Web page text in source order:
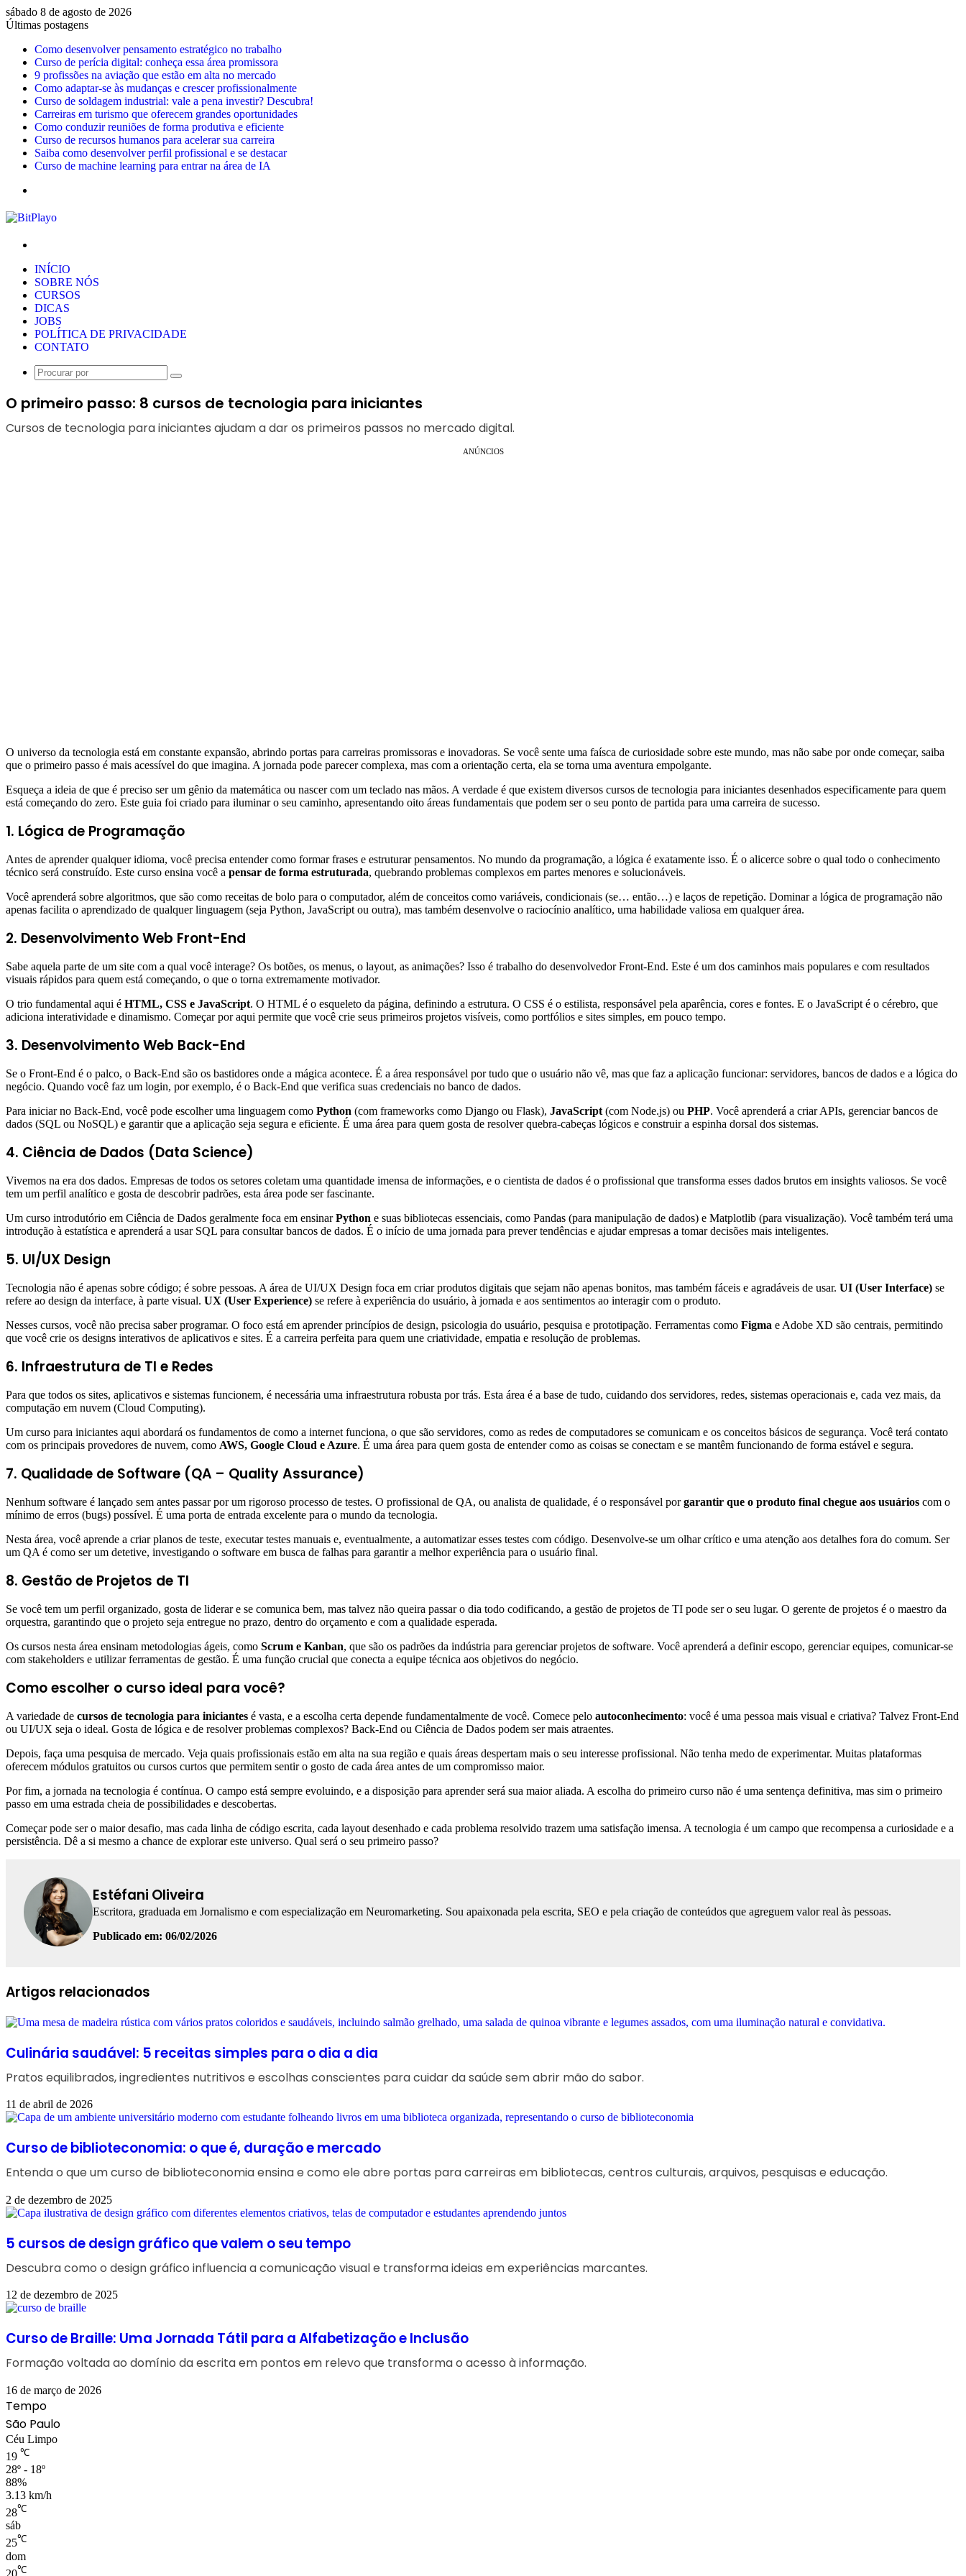
sábado 8 de agosto de 2026
Últimas postagens
Como desenvolver pensamento estratégico no trabalho
Curso de perícia digital: conheça essa área promissora
9 profissões na aviação que estão em alta no mercado
Como adaptar-se às mudanças e crescer profissionalmente
Curso de soldagem industrial: vale a pena investir? Descubra!
Carreiras em turismo que oferecem grandes oportunidades
Como conduzir reuniões de forma produtiva e eficiente
Curso de recursos humanos para acelerar sua carreira
Saiba como desenvolver perfil profissional e se destacar
Curso de machine learning para entrar na área de IA
INÍCIO
SOBRE NÓS
CURSOS
DICAS
JOBS
POLÍTICA DE PRIVACIDADE
CONTATO
Procurar
O primeiro passo: 8 cursos de tecnologia para iniciantes
Cursos de tecnologia para iniciantes ajudam a dar os primeiros passos no mercado digital.
ANÚNCIOS
O universo da tecnologia está em constante expansão, abrindo portas para carreiras promissoras e inovadoras. Se você sente uma faísca de curiosidade sobre este mundo, mas não sabe por onde começar, saiba
que o primeiro passo é mais acessível do que imagina. A jornada pode parecer complexa, mas com a orientação certa, ela se torna uma aventura empolgante.
Esqueça a ideia de que é preciso ser um gênio da matemática ou nascer com um teclado nas mãos. A verdade é que existem diversos cursos de tecnologia para iniciantes desenhados especificamente para quem
está começando do zero. Este guia foi criado para iluminar o seu caminho, apresentando oito áreas fundamentais que podem ser o seu ponto de partida para uma carreira de sucesso.
1. Lógica de Programação
Antes de aprender qualquer idioma, você precisa entender como formar frases e estruturar pensamentos. No mundo da programação, a lógica é exatamente isso. É o alicerce sobre o qual todo o conhecimento
técnico será construído. Este curso ensina você a pensar de forma estruturada, quebrando problemas complexos em partes menores e solucionáveis.
Você aprenderá sobre algoritmos, que são como receitas de bolo para o computador, além de conceitos como variáveis, condicionais (se… então…) e laços de repetição. Dominar a lógica de programação não
apenas facilita o aprendizado de qualquer linguagem (seja Python, JavaScript ou outra), mas também desenvolve o raciocínio analítico, uma habilidade valiosa em qualquer área.
2. Desenvolvimento Web Front-End
Sabe aquela parte de um site com a qual você interage? Os botões, os menus, o layout, as animações? Isso é trabalho do desenvolvedor Front-End. Este é um dos caminhos mais populares e com resultados
visuais rápidos para quem está começando, o que o torna extremamente motivador.
O trio fundamental aqui é HTML, CSS e JavaScript. O HTML é o esqueleto da página, definindo a estrutura. O CSS é o estilista, responsável pela aparência, cores e fontes. E o JavaScript é o cérebro, que
adiciona interatividade e dinamismo. Começar por aqui permite que você crie seus primeiros projetos visíveis, como portfólios e sites simples, em pouco tempo.
3. Desenvolvimento Web Back-End
Se o Front-End é o palco, o Back-End são os bastidores onde a mágica acontece. É a área responsável por tudo que o usuário não vê, mas que faz a aplicação funcionar: servidores, bancos de dados e a lógica do
negócio. Quando você faz um login, por exemplo, é o Back-End que verifica suas credenciais no banco de dados.
Para iniciar no Back-End, você pode escolher uma linguagem como Python (com frameworks como Django ou Flask), JavaScript (com Node.js) ou PHP. Você aprenderá a criar APIs, gerenciar bancos de
dados (SQL ou NoSQL) e garantir que a aplicação seja segura e eficiente. É uma área para quem gosta de resolver quebra-cabeças lógicos e construir a espinha dorsal dos sistemas.
4. Ciência de Dados (Data Science)
Vivemos na era dos dados. Empresas de todos os setores coletam uma quantidade imensa de informações, e o cientista de dados é o profissional que transforma esses dados brutos em insights valiosos. Se você
tem um perfil analítico e gosta de descobrir padrões, esta área pode ser fascinante.
Um curso introdutório em Ciência de Dados geralmente foca em ensinarPython e suas bibliotecas essenciais, como Pandas (para manipulação de dados) e Matplotlib (para visualização). Você também terá uma
introdução à estatística e aprenderá a usar SQL para consultar bancos de dados. É o início de uma jornada para prever tendências e ajudar empresas a tomar decisões mais inteligentes.
5. UI/UX Design
Tecnologia não é apenas sobre código; é sobre pessoas. A área de UI/UX Design foca em criar produtos digitais que sejam não apenas bonitos, mas também fáceis e agradáveis de usar. UI (User Interface) se
refere ao design da interface, à parte visual. UX (User Experience) se refere à experiência do usuário, à jornada e aos sentimentos ao interagir com o produto.
Nesses cursos, você não precisa saber programar. O foco está em aprender princípios de design, psicologia do usuário, pesquisa e prototipação. Ferramentas como Figma e Adobe XD são centrais, permitindo
que você crie os designs interativos de aplicativos e sites. É a carreira perfeita para quem une criatividade, empatia e resolução de problemas.
6. Infraestrutura de TI e Redes
Para que todos os sites, aplicativos e sistemas funcionem, é necessária uma infraestrutura robusta por trás. Esta área é a base de tudo, cuidando dos servidores, redes, sistemas operacionais e, cada vez mais, da
computação em nuvem (Cloud Computing).
Um curso para iniciantes aqui abordará os fundamentos de como a internet funciona, o que são servidores, como as redes de computadores se comunicam e os conceitos básicos de segurança. Você terá contato
com os principais provedores de nuvem, como AWS, Google Cloud e Azure. É uma área para quem gosta de entender como as coisas se conectam e se mantêm funcionando de forma estável e segura.
7. Qualidade de Software (QA – Quality Assurance)
Nenhum software é lançado sem antes passar por um rigoroso processo de testes. O profissional de QA, ou analista de qualidade, é o responsável porgarantir que o produto final chegue aos usuários com o
mínimo de erros (bugs) possível. É uma porta de entrada excelente para o mundo da tecnologia.
Nesta área, você aprende a criar planos de teste, executar testes manuais e, eventualmente, a automatizar esses testes com código. Desenvolve-se um olhar crítico e uma atenção aos detalhes fora do comum. Ser
um QA é como ser um detetive, investigando o software em busca de falhas para garantir a melhor experiência para o usuário final.
8. Gestão de Projetos de TI
Se você tem um perfil organizado, gosta de liderar e se comunica bem, mas talvez não queira passar o dia todo codificando, a gestão de projetos de TI pode ser o seu lugar. O gerente de projetos é o maestro da
orquestra, garantindo que o projeto seja entregue no prazo, dentro do orçamento e com a qualidade esperada.
Os cursos nesta área ensinam metodologias ágeis, como Scrum e Kanban, que são os padrões da indústria para gerenciar projetos de software. Você aprenderá a definir escopo, gerenciar equipes, comunicar-se
com stakeholders e utilizar ferramentas de gestão. É uma função crucial que conecta a equipe técnica aos objetivos do negócio.
Como escolher o curso ideal para você?
A variedade de cursos de tecnologia para iniciantes é vasta, e a escolha certa depende fundamentalmente de você. Comece pelo autoconhecimento: você é uma pessoa mais visual e criativa? Talvez Front-End
ou UI/UX seja o ideal. Gosta de lógica e de resolver problemas complexos? Back-End ou Ciência de Dados podem ser mais atraentes.
Depois, faça uma pesquisa de mercado. Veja quais profissionais estão em alta na sua região e quais áreas despertam mais o seu interesse profissional. Não tenha medo de experimentar. Muitas plataformas
oferecem módulos gratuitos ou cursos curtos que permitem sentir o gosto de cada área antes de um compromisso maior.
Por fim, a jornada na tecnologia é contínua. O campo está sempre evoluindo, e a disposição para aprender será sua maior aliada. A escolha do primeiro curso não é uma sentença definitiva, mas sim o primeiro
passo em uma estrada cheia de possibilidades e descobertas.
Começar pode ser o maior desafio, mas cada linha de código escrita, cada layout desenhado e cada problema resolvido trazem uma satisfação imensa. A tecnologia é um campo que recompensa a curiosidade e a
persistência. Dê a si mesmo a chance de explorar este universo. Qual será o seu primeiro passo?
Estéfani Oliveira
Escritora, graduada em Jornalismo e com especialização em Neuromarketing. Sou apaixonada pela escrita, SEO e pela criação de conteúdos que agreguem valor real às pessoas.
Publicado em: 06/02/2026
Facebook
Linkedin
WhatsApp
Telegram
Artigos relacionados
Culinária saudável: 5 receitas simples para o dia a dia
Pratos equilibrados, ingredientes nutritivos e escolhas conscientes para cuidar da saúde sem abrir mão do sabor.
11 de abril de 2026
Curso de biblioteconomia: o que é, duração e mercado
Entenda o que um curso de biblioteconomia ensina e como ele abre portas para carreiras em bibliotecas, centros culturais, arquivos, pesquisas e educação.
2 de dezembro de 2025
5 cursos de design gráfico que valem o seu tempo
Descubra como o design gráfico influencia a comunicação visual e transforma ideias em experiências marcantes.
12 de dezembro de 2025
Curso de Braille: Uma Jornada Tátil para a Alfabetização e Inclusão
Formação voltada ao domínio da escrita em pontos em relevo que transforma o acesso à informação.
16 de março de 2026
Tempo
São Paulo
Céu Limpo
19 ℃
28º - 18º
88%
3.13 km/h
28℃
sáb
25℃
dom
20℃